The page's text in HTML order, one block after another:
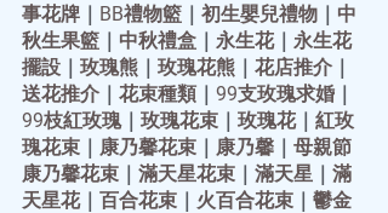
事花牌 ｜ BB禮物籃 ｜ 初生嬰兒禮物 ｜ 中
秋生果籃 ｜ 中秋禮盒 ｜ 永生花｜ 永生花
擺設 ｜ 玫瑰熊 ｜ 玫瑰花熊 ｜ 花店推介 ｜
送花推介 ｜ 花束種類 ｜ 99支玫瑰求婚 ｜
99枝紅玫瑰｜ 玫瑰花束 ｜ 玫瑰花｜ 紅玫
瑰花束 ｜ 康乃馨花束 ｜ 康乃馨 ｜ 母親節
康乃馨花束 ｜ 滿天星花束 ｜ 滿天星 ｜ 滿
天星花｜ 百合花束 ｜ 火百合花束 ｜ 鬱金